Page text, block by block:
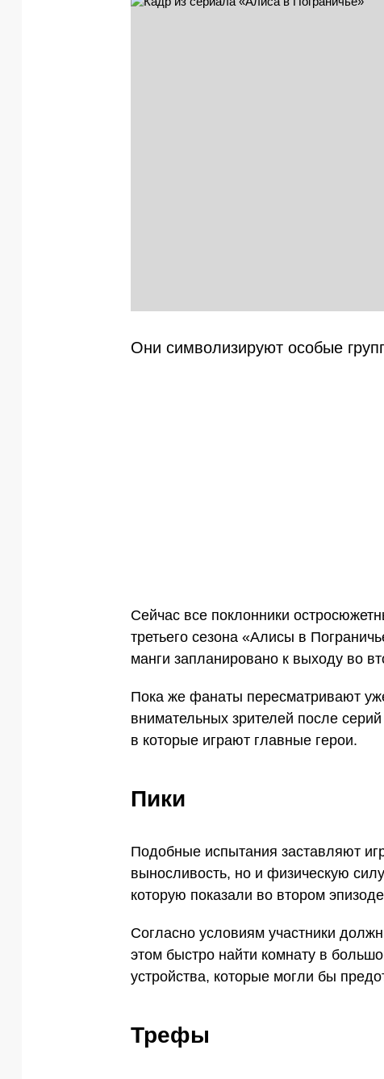
Они символизируют особые
Сейчас все поклонники
третьего сезона «Алисы в
манги запланировано к выходу во
Пока же фанаты пересматривают
внимательных зрителей после
в которые играют главные герои.
Пики
Подобные испытания заставляют
выносливость, но и физическую
которую показали во втором
Согласно условиям участники
этом быстро найти комнату в
устройства, которые могли бы
Трефы